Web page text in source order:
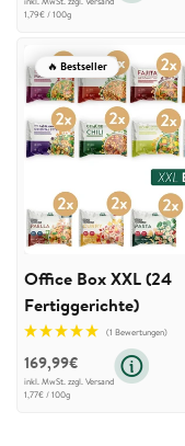
Grundpreis
1,79€/pro
100g
🔥 Bestseller
Office Box XXL (24
Fertiggerichte)
(1 Bewertungen)
169,99€
inkl. MwSt. zzgl.Versand
Grundpreis
1,77€/pro
100g